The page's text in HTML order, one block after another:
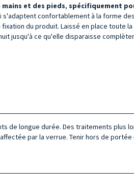
mains et des pieds, spécifiquement
s'adaptent confortablement à la forme
du produit. Laissé en place toute
jusqu'à ce qu'elle disparaisse
de longue durée. Des traitements plus
par la verrue. Tenir hors de